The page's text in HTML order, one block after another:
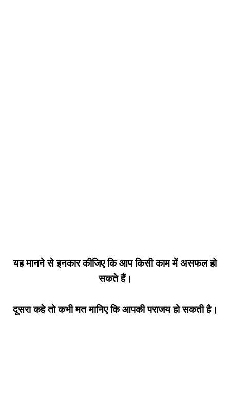
यह मानने से इनकार कीजिए कि आप किसी काम में असफल हो
सकते हैं।
दूसरा कहे तो कभी मत मानिए कि आपकी पराजय हो सकती है।